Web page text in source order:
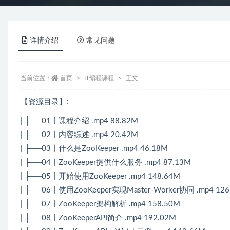
详情介绍 常见问题
当前位置： 首页 IT编程课程 正文
【资源目录】:
| ├──01丨课程介绍 .mp4 88.82M
| ├──02丨内容综述 .mp4 20.42M
| ├──03丨什么是ZooKeeper .mp4 46.18M
| ├──04丨ZooKeeper提供什么服务 .mp4 87.13M
| ├──05丨开始使用ZooKeeper .mp4 148.64M
| ├──06丨使用ZooKeeper实现Master-Worker协同 .mp4
| ├──07丨ZooKeeper架构解析 .mp4 158.50M
| ├──08丨ZooKeeperAPI简介 .mp4 192.02M